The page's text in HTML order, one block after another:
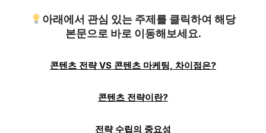
아래에서 관심 있는 주제를 클릭하여 해당
본문으로 바로 이동해보세요.
콘텐츠 전략 VS 콘텐츠 마케팅, 차이점은?
콘텐츠 전략이란?
전략 수립의 중요성